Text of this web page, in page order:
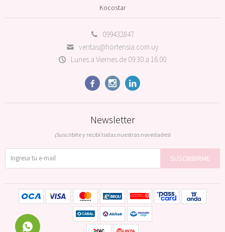
099432847
ventas@hortensia.com.uy
Lunes a Viernes de 09:30 a 16:00
  
Kocostar
Newsletter
¡Suscribite y recibí todas nuestras novedades!
SUSCRIBIRME